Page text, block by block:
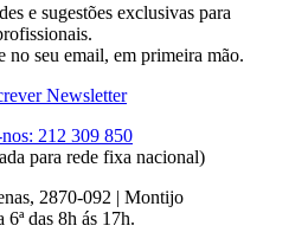
e sugestões exclusivas para
no seu email, em primeira mão.
Newsletter
212 309 850
para rede fixa nacional)
2870-092 | Montijo
6ª das 8h ás 17h.